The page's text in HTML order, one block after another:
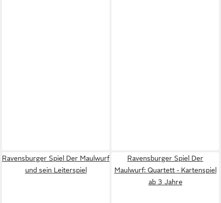
Ravensburger Spiel Der Maulwurf
und sein Leiterspiel
Ravensburger Spiel Der
Maulwurf: Quartett - Kartenspiel
ab 3 Jahre